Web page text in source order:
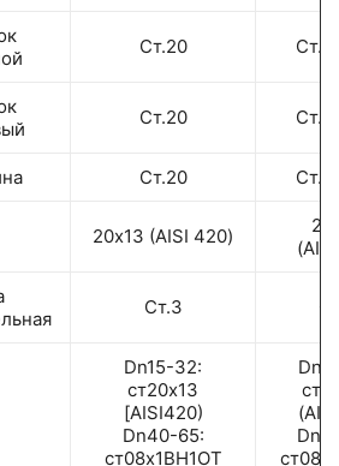
Ст.20
Ст.20
Ст.20
20х13 (AISI 420)
Ст.3
Dn15-32:
ст20х13
[AISI420)
Dn40-65:
ст08х1ВН1ОТ